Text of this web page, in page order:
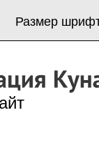
Размер